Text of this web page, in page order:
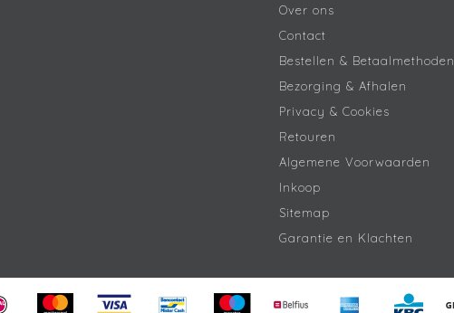
Over ons
Contact
Bestellen & Betaalmethoden
Bezorging & Afhalen
Privacy & Cookies
Retouren
Algemene Voorwaarden
Inkoop
Sitemap
Garantie en Klachten